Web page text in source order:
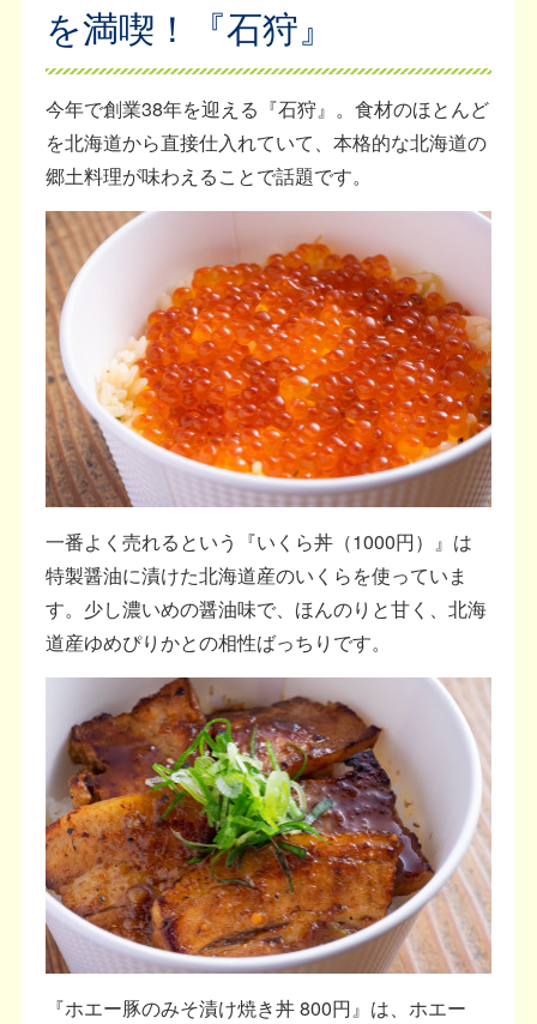
を満喫！『石狩』
今年で創業38年を迎える『石狩』。食材のほとんど
を北海道から直接仕入れていて、本格的な北海道の
郷土料理が味わえることで話題です。
一番よく売れるという『いくら丼（1000円）』は
特製醤油に漬けた北海道産のいくらを使っていま
す。少し濃いめの醤油味で、ほんのりと甘く、北海
道産ゆめぴりかとの相性ばっちりです。
『ホエー豚のみそ漬け焼き丼 800円』は、ホエー